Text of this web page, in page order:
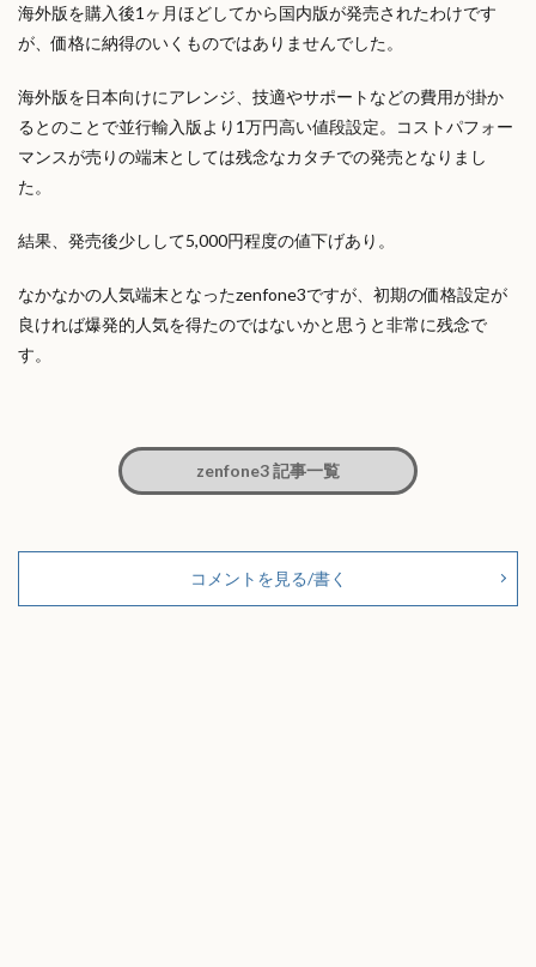
海外版を購入後1ヶ月ほどしてから国内版が発売されたわけです
が、価格に納得のいくものではありませんでした。
海外版を日本向けにアレンジ、技適やサポートなどの費用が掛か
るとのことで並行輸入版より1万円高い値段設定。コストパフォー
マンスが売りの端末としては残念なカタチでの発売となりまし
た。
結果、発売後少しして5,000円程度の値下げあり。
なかなかの人気端末となったzenfone3ですが、初期の価格設定が
良ければ爆発的人気を得たのではないかと思うと非常に残念で
す。
zenfone3 記事一覧
コメントを見る/書く